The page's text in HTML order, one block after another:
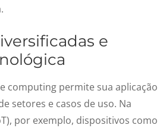
e
computing permite sua aplicação
setores e casos de uso. Na
por exemplo, dispositivos como